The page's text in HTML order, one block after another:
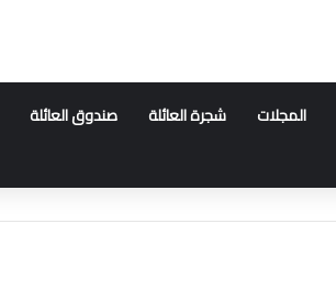
المجلات شجرة العائلة صندوق العائلة